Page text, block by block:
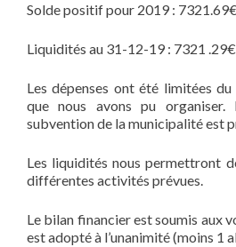
Solde positif pour 2019 :
Liquidités au 31-12-19 : 7321 .29€
Les dépenses ont été limitées
que nous avons pu
subvention de la municipalité est
Les liquidités nous permettront
différentes activités prévues.
Le bilan financier est soumis aux
est adopté à l’unanimité (moins 1